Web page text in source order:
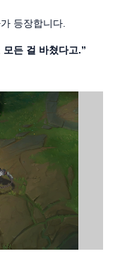
등장합니다.
든 걸 바쳤다고.”